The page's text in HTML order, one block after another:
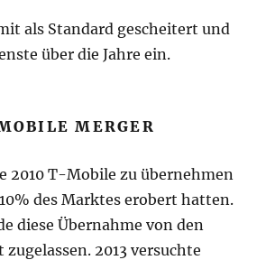
als Standard gescheitert und
über die Jahre ein.
MERGER
2010 T-Mobile zu übernehmen
des Marktes erobert hatten.
diese Übernahme von den
2013 versuchte